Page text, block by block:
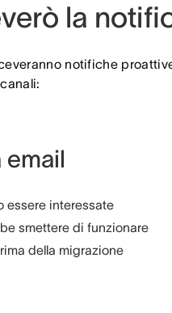
la
notifiche
essere interessate
smettere di funzionare
della migrazione